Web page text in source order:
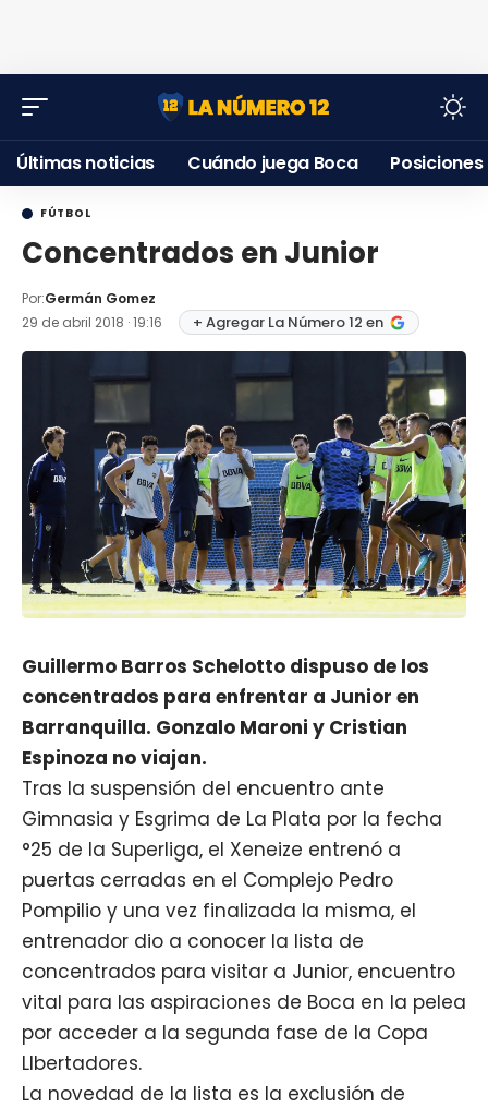
Últimas noticias Cuándo juega Boca Posiciones
FÚTBOL
Concentrados en Junior
Por:Germán Gomez
29 de abril 2018 · 19:16
+ Agregar La Número 12 en
Guillermo Barros Schelotto dispuso de los
concentrados para enfrentar a Junior en
Barranquilla. Gonzalo Maroni y Cristian
Espinoza no viajan.
Tras la suspensión del encuentro ante
Gimnasia y Esgrima de La Plata por la fecha
°25 de la Superliga, el Xeneize entrenó a
puertas cerradas en el Complejo Pedro
Pompilio y una vez finalizada la misma, el
entrenador dio a conocer la lista de
concentrados para visitar a Junior, encuentro
vital para las aspiraciones de Boca en la pelea
por acceder a la segunda fase de la Copa
LIbertadores.
La novedad de la lista es la exclusión de